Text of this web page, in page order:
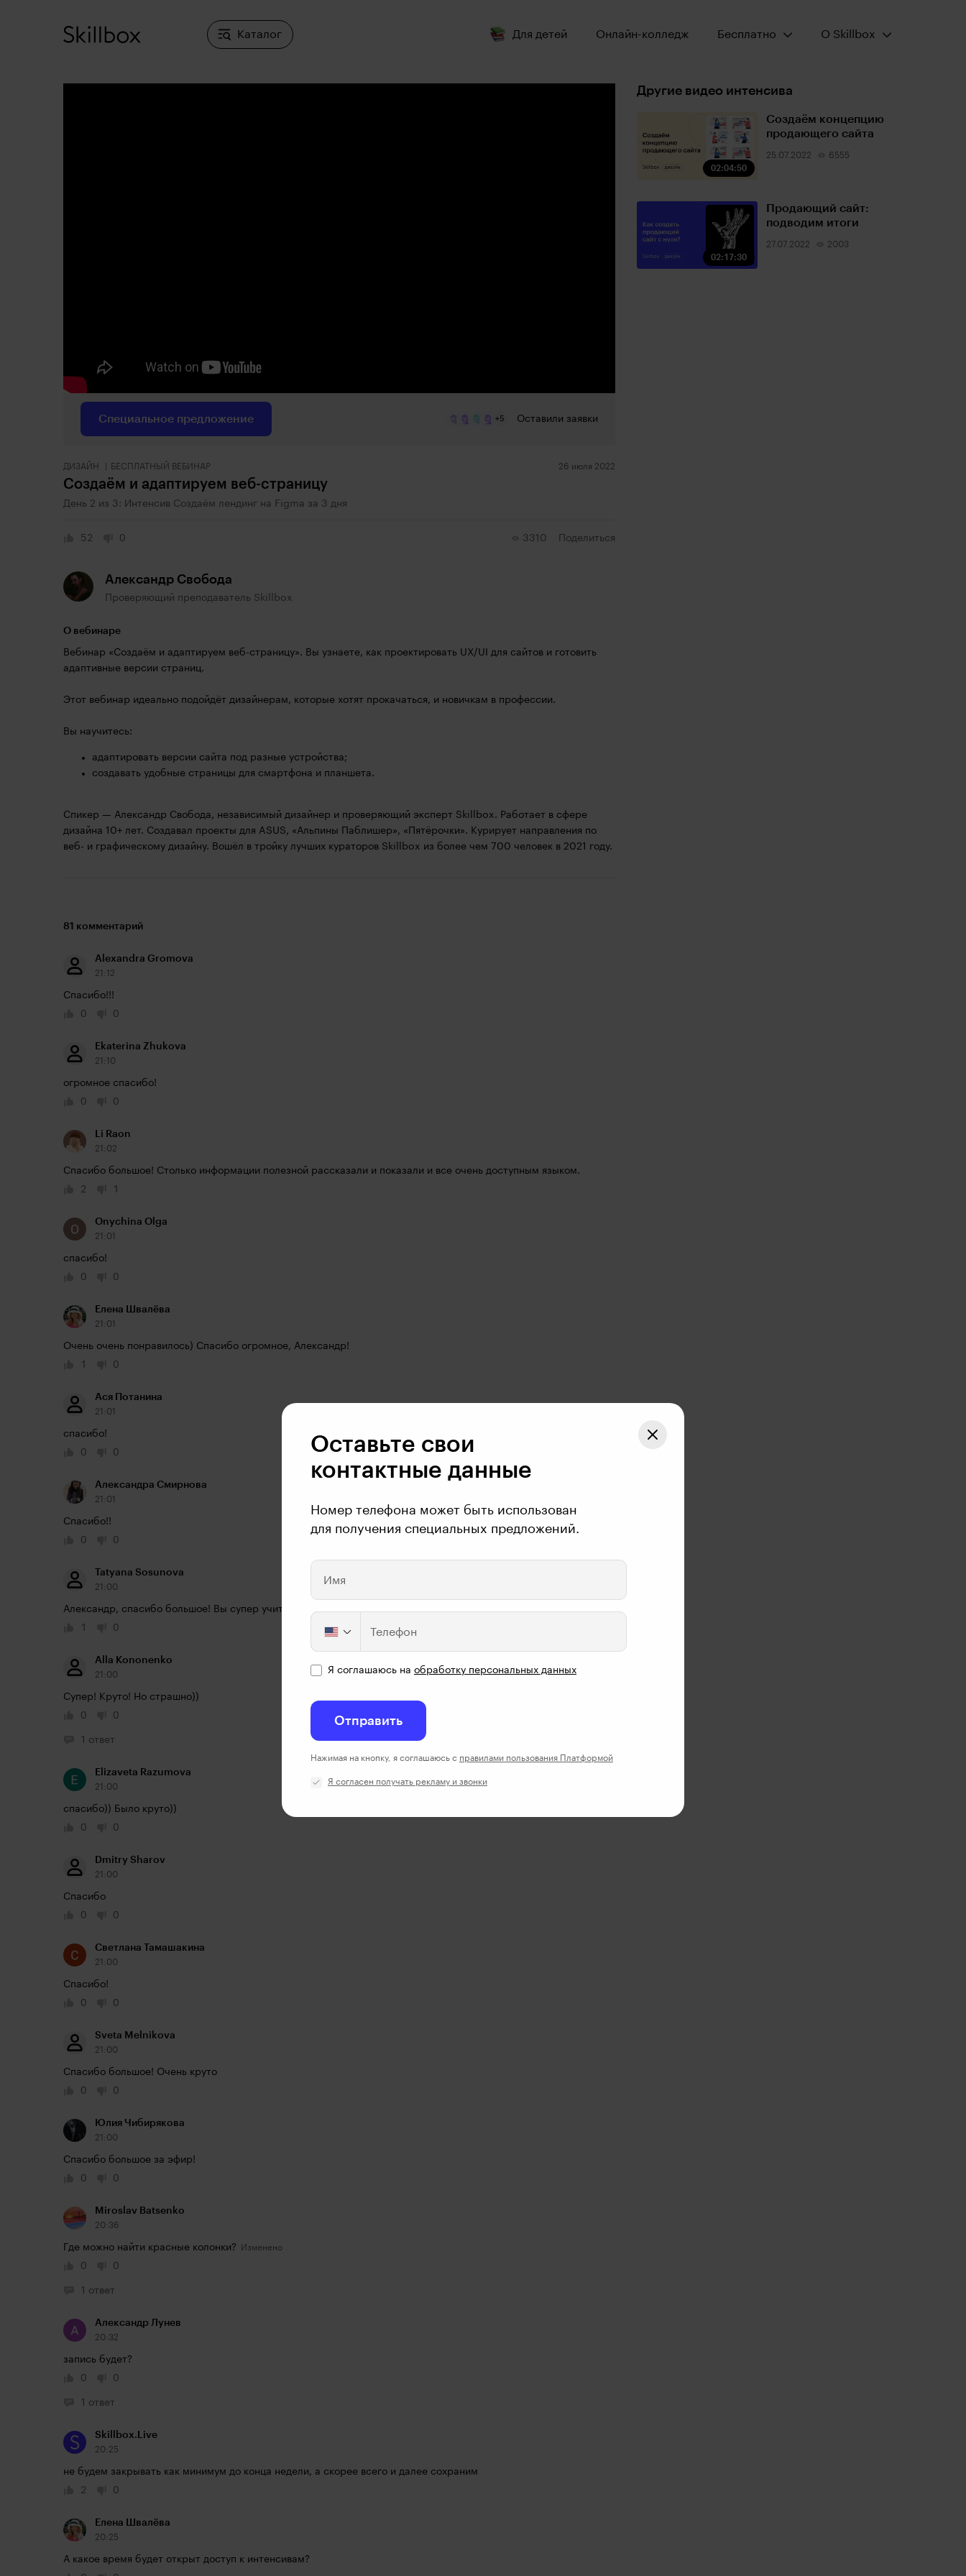
Каталог Для детей Онлайн-колледж Открыть меню:
Бесплатно Открыть меню:
О Skillbox
Специальное предложение +5 Оставили заявки
ДИЗАЙН БЕСПЛАТНЫЙ ВЕБИНАР 26 июля 2022
Создаём и адаптируем веб-страницу
День 2 из 3: Интенсив Создаём лендинг на Figma за 3 дня
52 0 3310 Поделиться
Александр Свобода
Проверяющий преподаватель Skillbox
О вебинаре
Вебинар «Создаём и адаптируем веб-страницу». Вы узнаете, как проектировать UX/UI для сайтов и готовить
адаптивные версии страниц.
Этот вебинар идеально подойдёт дизайнерам, которые хотят прокачаться, и новичкам в профессии.
Вы научитесь:
адаптировать версии сайта под разные устройства;
создавать удобные страницы для смартфона и планшета.
Спикер — Александр Свобода, независимый дизайнер и проверяющий эксперт Skillbox. Работает в сфере
дизайна 10+ лет. Создавал проекты для ASUS, «Альпины Паблишер», «Пятёрочки». Курирует направления по
веб- и графическому дизайну. Вошёл в тройку лучших кураторов Skillbox из более чем 700 человек в 2021 году.
Другие видео интенсива
02:04:50
Создаём концепцию
продающего сайта
25.07.2022 6555
02:17:30
Продающий сайт:
подводим итоги
27.07.2022 2003
81 комментарий
Alexandra Gromova
21:12
Спасибо!!!
0
0
Ekaterina Zhukova
21:10
огромное спасибо!
0
0
Li Raon
21:02
Спасибо большое! Столько информации полезной рассказали и показали и все очень доступным языком.
2
1
Onychina Olga
21:01
спасибо!
0
0
Елена Швалёва
21:01
Очень очень понравилось) Спасибо огромное, Александр!
1
0
Ася Потанина
21:01
спасибо!
0
0
Александра Смирнова
21:01
Спасибо!!
0
0
Tatyana Sosunova
21:00
Александр, спасибо большое! Вы супер учитель!!!
1
0
Alla Kononenko
21:00
Супер! Круто! Но страшно))
0
0
1 ответ
Elizaveta Razumova
21:00
спасибо)) Было круто))
0
0
Dmitry Sharov
21:00
Спасибо
0
0
Светлана Тамашакина
21:00
Спасибо!
0
0
Sveta Melnikova
21:00
Спасибо большое! Очень круто
0
0
Юлия Чибирякова
21:00
Спасибо большое за эфир!
0
0
Miroslav Batsenko
20:36
Где можно найти красные колонки?
0
0
1 ответ
Александр Лунев
20:32
запись будет?
0
0
1 ответ
Skillbox.Live
20:25
не будем закрывать как минимум до конца недели, а скорее всего и далее сохраним
2
0
Елена Швалёва
20:25
А какое время будет открыт доступ к интенсивам?
Оставьте свои
контактные данные
Номер телефона может быть использован
для получения специальных предложений.
Имя
Телефон
Я соглашаюсь на обработку персональных данных
Отправить
Нажимая на кнопку, я соглашаюсь с правилами пользования Платформой
Я согласен получать рекламу и звонки